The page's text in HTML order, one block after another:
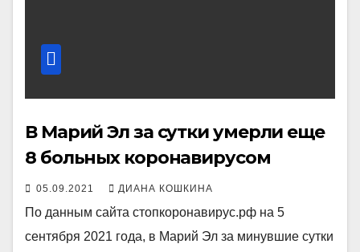
В Марий Эл за сутки умерли еще
8 больных коронавирусом
05.09.2021 ДИАНА КОШКИНА
По данным сайта стопкоронавирус.рф на 5
сентября 2021 года, в Марий Эл за минувшие сутки